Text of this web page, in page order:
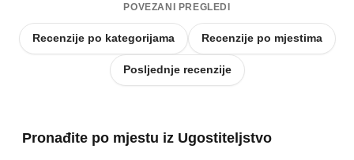
POVEZANI PREGLEDI
Recenzije po kategorijama Recenzije po mjestima
Posljednje recenzije
Pronađite po mjestu iz Ugostiteljstvo